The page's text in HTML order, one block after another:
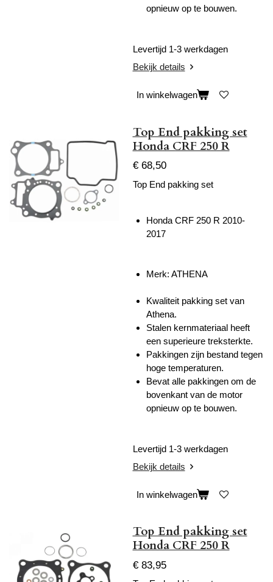
opnieuw op te bouwen.
Levertijd 1-3 werkdagen
Bekijk details
In winkelwagen
Top End pakking set
Honda CRF 250 R
€ 68,50
Top End pakking set
Honda CRF 250 R 2010-
2017
Merk: ATHENA
Kwaliteit pakking set van
Athena.
Stalen kernmateriaal heeft
een superieure treksterkte.
Pakkingen zijn bestand tegen
hoge temperaturen.
Bevat alle pakkingen om de
bovenkant van de motor
opnieuw op te bouwen.
Levertijd 1-3 werkdagen
Bekijk details
In winkelwagen
Top End pakking set
Honda CRF 250 R
€ 83,95